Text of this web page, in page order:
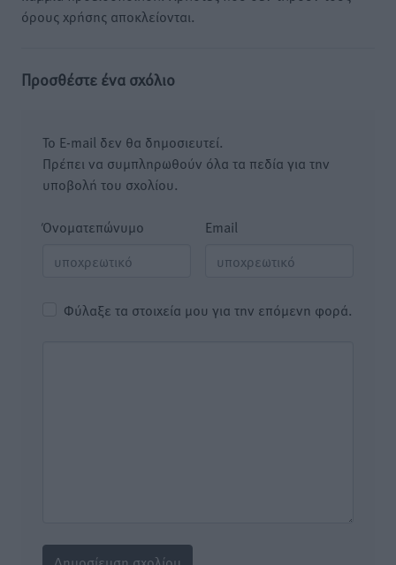
όρους χρήσης αποκλείονται.
Προσθέστε ένα σχόλιο
Το E-mail δεν θα δημοσιευτεί.
Πρέπει να συμπληρωθούν όλα τα πεδία για την
υποβολή του σχολίου.
Όνοματεπώνυμο Email
Φύλαξε τα στοιχεία μου για την επόμενη φορά.